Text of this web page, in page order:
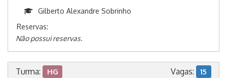
Gilberto Alexandre Sobrinho
Reservas:
Não possui reservas.
Turma: HG Vagas: 15